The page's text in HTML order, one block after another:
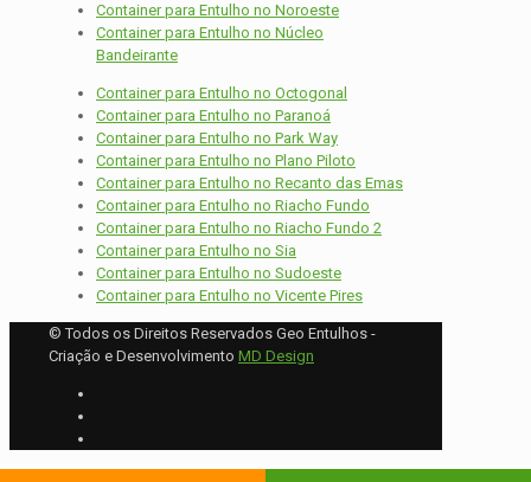
Container para Entulho no Noroeste
Container para Entulho no Núcleo
Bandeirante
Container para Entulho no Octogonal
Container para Entulho no Paranoá
Container para Entulho no Park Way
Container para Entulho no Plano Piloto
Container para Entulho no Recanto das Emas
Container para Entulho no Riacho Fundo
Container para Entulho no Riacho Fundo 2
Container para Entulho no Sia
Container para Entulho no Sudoeste
Container para Entulho no Vicente Pires
© Todos os Direitos Reservados Geo Entulhos -
Criação e Desenvolvimento MD Design